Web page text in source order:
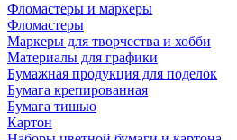
Фломастеры и маркеры
Фломастеры
Маркеры для творчества и хобби
Материалы для графики
Бумажная продукция для поделок
Бумага крепированная
Бумага тишью
Картон